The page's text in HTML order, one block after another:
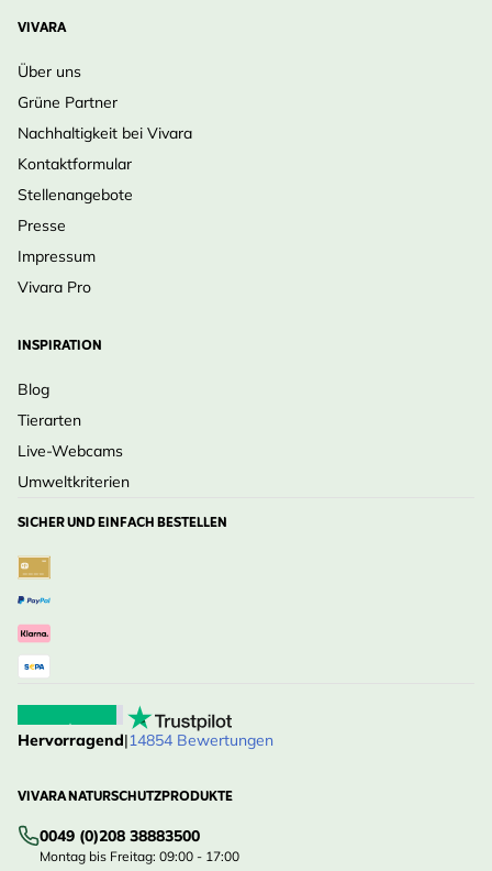
VIVARA
Über uns
Grüne Partner
Nachhaltigkeit bei Vivara
Kontaktformular
Stellenangebote
Presse
Impressum
Vivara Pro
INSPIRATION
Blog
Tierarten
Live-Webcams
Umweltkriterien
SICHER UND EINFACH BESTELLEN
Hervorragend|14854 Bewertungen
VIVARA NATURSCHUTZPRODUKTE
0049 (0)208 38883500
Montag bis Freitag: 09:00 - 17:00